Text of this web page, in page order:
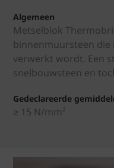
Algemeen
Metselblok
binnenmuursteen
verwerkt wordt. Een
snelbouwsteen en
Gedeclareerde
≥ 15 N/mm²